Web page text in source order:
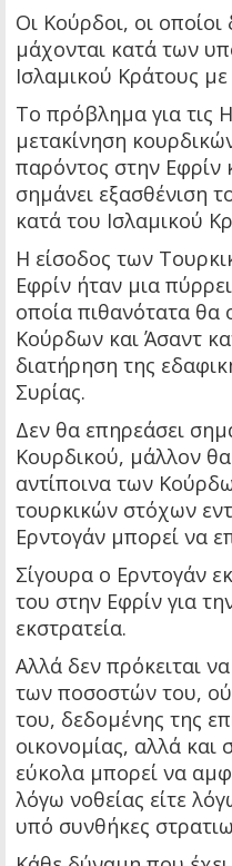
Οι Κούρδοι, οι
μάχονται κατά των
Ισλαμικού Κράτους
Το πρόβλημα για τις
μετακίνηση
παρόντος στην
σημάνει εξασθένιση
κατά του Ισλαμικού
Η είσοδος των
Εφρίν ήταν μια
οποία πιθανότατα θα
Κούρδων και Άσαντ
διατήρηση της
Συρίας.
Δεν θα επηρεάσει
Κουρδικού, μάλλον
αντίποινα των
τουρκικών στόχων
Ερντογάν μπορεί να
Σίγουρα ο Ερντογάν
του στην Εφρίν για
εκστρατεία.
Αλλά δεν πρόκειται
των ποσοστών του,
του, δεδομένης της
οικονομίας, αλλά και
εύκολα μπορεί να
λόγω νοθείας είτε
υπό συνθήκες